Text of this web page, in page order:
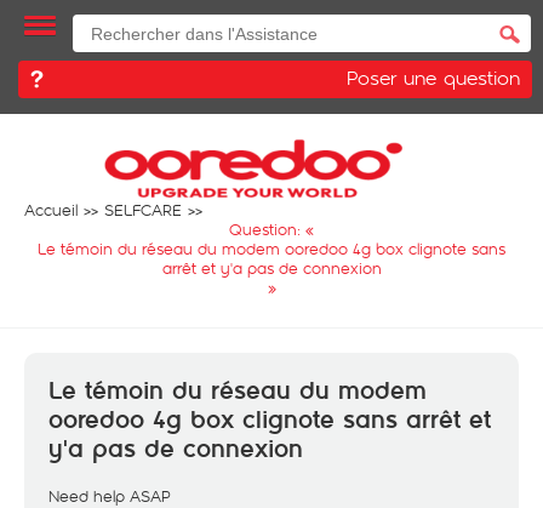
Poser une question
Accueil
SELFCARE
Question: «
Le témoin du réseau du modem ooredoo 4g box clignote sans
arrêt et y'a pas de connexion
»
Le témoin du réseau du modem
ooredoo 4g box clignote sans arrêt et
y'a pas de connexion
Need help ASAP